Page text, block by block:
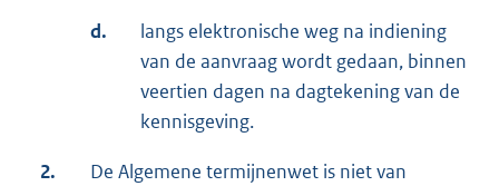
d.
langs elektronische weg na indiening
van de aanvraag wordt gedaan, binnen
veertien dagen na dagtekening van de
kennisgeving.
2.
De Algemene termijnenwet is niet van